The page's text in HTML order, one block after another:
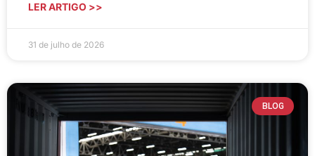
LER ARTIGO >>
31 de julho de 2026
BLOG